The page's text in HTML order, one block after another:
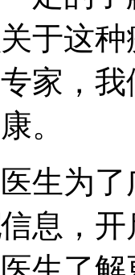
于这
家，
。
为了
信息，